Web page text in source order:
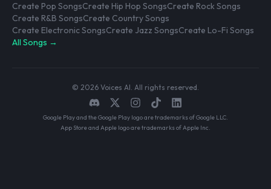
Create Pop SongsCreate Hip Hop SongsCreate Rock Songs
Create R&B SongsCreate Country Songs
Create Electronic SongsCreate Jazz SongsCreate Lo-Fi Songs
All Songs →
© 2026 Voices AI. All rights reserved.
Google Play and the Google Play logo are trademarks of Google LLC.
App Store and Apple logo are trademarks of Apple Inc.